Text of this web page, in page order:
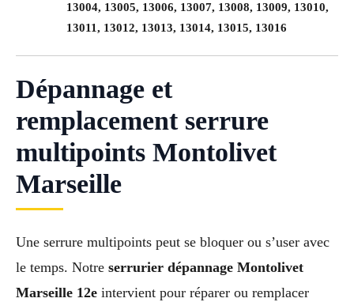
13004, 13005, 13006, 13007, 13008, 13009, 13010,
13011, 13012, 13013, 13014, 13015, 13016
Dépannage et
remplacement serrure
multipoints Montolivet
Marseille
Une serrure multipoints peut se bloquer ou s’user avec
le temps. Notre serrurier dépannage Montolivet
Marseille 12e intervient pour réparer ou remplacer